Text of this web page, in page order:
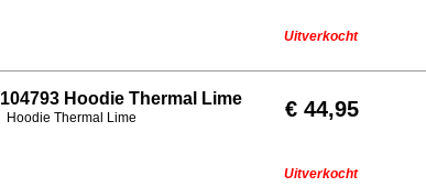
Uitverkocht
104793 Hoodie Thermal Lime
Hoodie Thermal Lime € 44,95
Uitverkocht